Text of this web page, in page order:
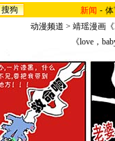
搜狗 新闻 -
动漫频道 > 靖瑶漫画《
《love，